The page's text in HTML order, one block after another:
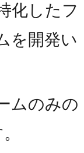
化したフ
を開発い
ムのみの